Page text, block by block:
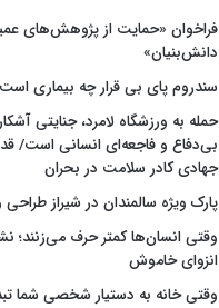
فراخوان «حمایت از پژوهش‌های
دانش‌بنیان»
سندروم پای بی قرار چه بیماری
حمله به ورزشگاه لامرد، جنایتی
بی‌دفاع و فاجعه‌ای انسانی است/
جهادی کادر سلامت در بحران
پارک ویژه سالمندان در شیراز
وقتی انسان‌ها کمتر حرف می‌زنند؛
انزوای خاموش
وقتی خانه به دستیار شخصی شما